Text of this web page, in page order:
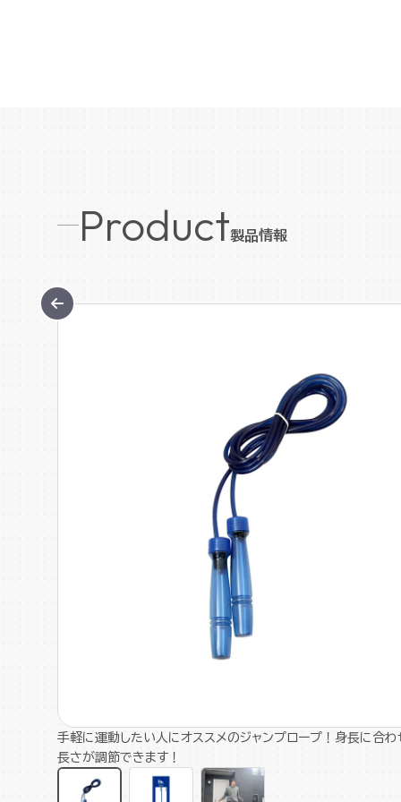
Product製品情報
手軽に運動したい人にオススメのジャンプロープ！身長に合
長さが調節できます！